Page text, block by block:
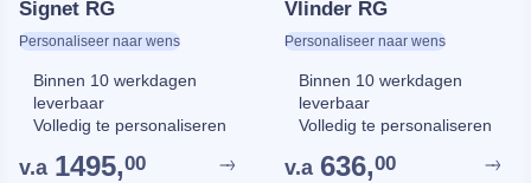
Signet RG
Personaliseer naar wens
Binnen 10 werkdagen
leverbaar
Volledig te personaliseren
v.a 1495,00
Vlinder RG
Personaliseer naar wens
Binnen 10 werkdagen
leverbaar
Volledig te personaliseren
v.a 636,00